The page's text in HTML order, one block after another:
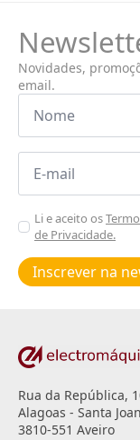
Novidades,
email.
Nome
Email
Aceitar
Poiticas
de
privacidade
Li e aceito os
de Privacidade.
Inscrever na
Rua da República,
Alagoas - Santa
3810-551 Aveiro